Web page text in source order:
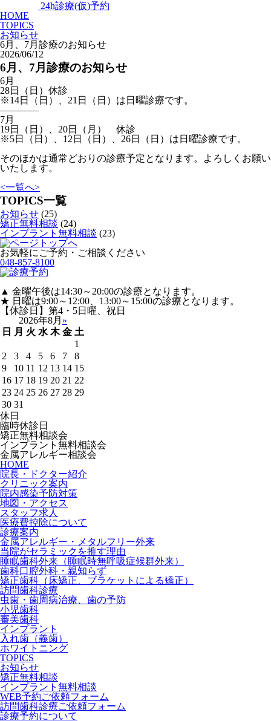
24h診療(仮)予約
HOME
TOPICS
お知らせ
6月、7月診療のお知らせ
2026/06/12
6月、7月診療のお知らせ
6月
28日（日）休診
※14日（日）、21日（日）は日曜診療です。
――――
7月
19日（日）、20日（月） 休診
※5日（日）、12日（日）、26日（日）は日曜診療です。
そのほかは通常どおりの診療予定となります。よろしくお願い
いたします。
<一覧へ>
TOPICS一覧
お知らせ (25)
矯正無料相談 (24)
インプラント無料相談 (23)
お気軽にご予約・ご相談ください
048-857-8100
▲ 金曜午後は14:30～20:00の診療となります。
★ 日曜は9:00～12:00、13:00～15:00の診療となります。
【休診日】第4・5日曜、祝日
2026年8月 »
日
月 火 水 木 金 土
1
2
3 4 5 6 7
8
9
10 11 12 13 14 15
16 17 18 19 20 21 22
23 24 25 26 27 28 29
30 31
休日
臨時休診日
矯正無料相談会
インプラント無料相談会
金属アレルギー相談会
HOME
院長・ドクター紹介
クリニック案内
院内感染予防対策
地図・アクセス
スタッフ求人
医療費控除について
診療案内
金属アレルギー・メタルフリー外来
当院がセラミックを推す理由
睡眠歯科外来（睡眠時無呼吸症候群外来）
歯科口腔外科・親知らず
矯正歯科（床矯正、ブラケットによる矯正）
訪問歯科診療
虫歯・歯周病治療、歯の予防
小児歯科
審美歯科
インプラント
入れ歯（義歯）
ホワイトニング
TOPICS
お知らせ
矯正無料相談
インプラント無料相談
WEB予約ご依頼フォーム
訪問歯科診療ご依頼フォーム
診療予約について